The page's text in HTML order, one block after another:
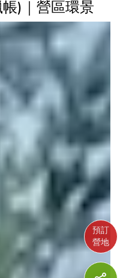
預訂
營地
)｜營區環景